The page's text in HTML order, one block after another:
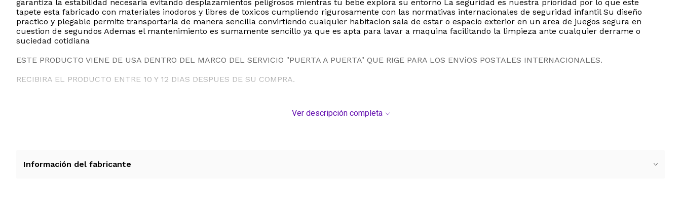
garantiza la estabilidad necesaria evitando desplazamientos peligrosos mientras tu bebe explora su entorno La seguridad es nuestra prioridad por lo que este
tapete esta fabricado con materiales inodoros y libres de toxicos cumpliendo rigurosamente con las normativas internacionales de seguridad infantil Su diseño
practico y plegable permite transportarla de manera sencilla convirtiendo cualquier habitacion sala de estar o espacio exterior en un area de juegos segura en
cuestion de segundos Ademas el mantenimiento es sumamente sencillo ya que es apta para lavar a maquina facilitando la limpieza ante cualquier derrame o
suciedad cotidiana
ESTE PRODUCTO VIENE DE USA DENTRO DEL MARCO DEL SERVICIO "PUERTA A PUERTA" QUE RIGE PARA LOS ENVíOS POSTALES INTERNACIONALES.
RECIBIRA EL PRODUCTO ENTRE 10 Y 12 DIAS DESPUES DE SU COMPRA.
Ver descripción completa
Información del fabricante